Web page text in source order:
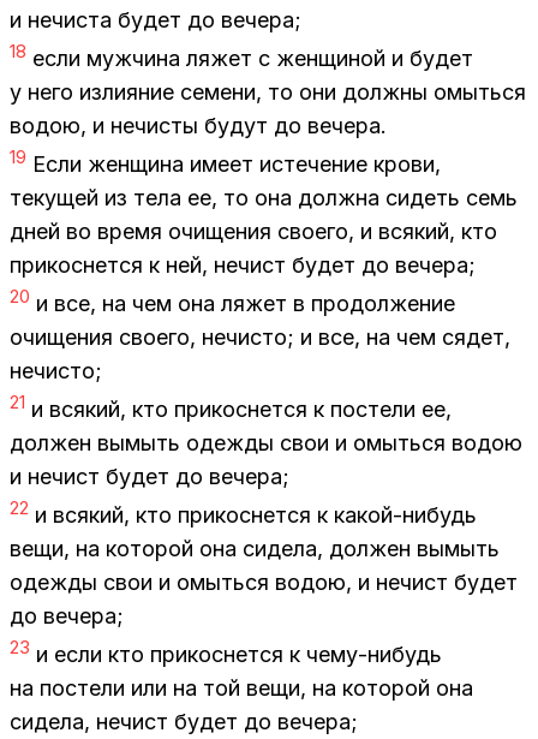
и нечи­ста бу­дет до ве­че­ра;
18 если муж­чи­на ля­жет с жен­щи­ной и бу­дет
у него из­ли­я­ние се­ме­ни, то они долж­ны омыть­ся
во­дою, и нечи­сты бу­дут до ве­че­ра.
19 Если жен­щи­на име­ет ис­те­че­ние кро­ви,
те­ку­щей из тела ее, то она долж­на си­деть семь
дней во вре­мя очи­ще­ния сво­е­го, и вся­кий, кто
при­кос­нет­ся к ней, нечист бу­дет до ве­че­ра;
20 и все, на чем она ля­жет в про­дол­же­ние
очи­ще­ния сво­е­го, нечи­сто; и все, на чем ся­дет,
нечи­сто;
21 и вся­кий, кто при­кос­нет­ся к по­сте­ли ее,
дол­жен вы­мыть одеж­ды свои и омыть­ся во­дою
и нечист бу­дет до ве­че­ра;
22 и вся­кий, кто при­кос­нет­ся к ка­кой-ни­будь
вещи, на ко­то­рой она си­де­ла, дол­жен вы­мыть
одеж­ды свои и омыть­ся во­дою, и нечист бу­дет
до ве­че­ра;
23 и если кто при­кос­нет­ся к чему-ни­будь
на по­сте­ли или на той вещи, на ко­то­рой она
си­де­ла, нечист бу­дет до ве­че­ра;